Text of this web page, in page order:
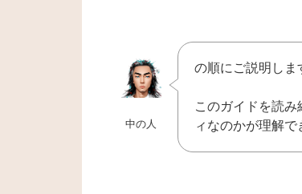
の順にご説明しま
このガイドを読み
ィなのかが理解
中の人